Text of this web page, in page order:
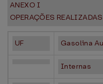
ANEXO I
OPERAÇÕES
UF Gasolina
Internas